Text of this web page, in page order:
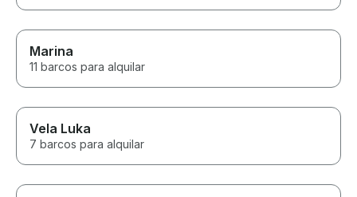
Marina
11 barcos para alquilar
Vela Luka
7 barcos para alquilar